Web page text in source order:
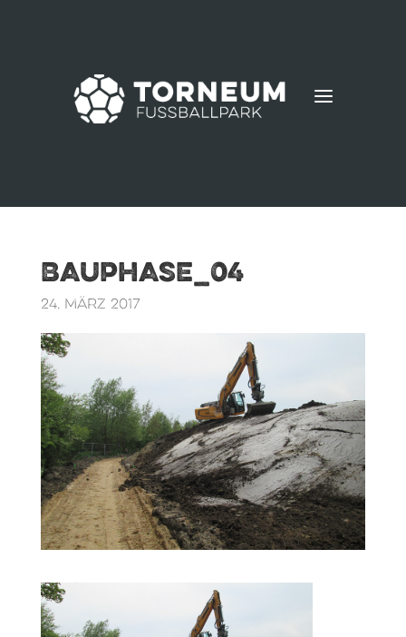
a
Bauphase_04
24. März 2017